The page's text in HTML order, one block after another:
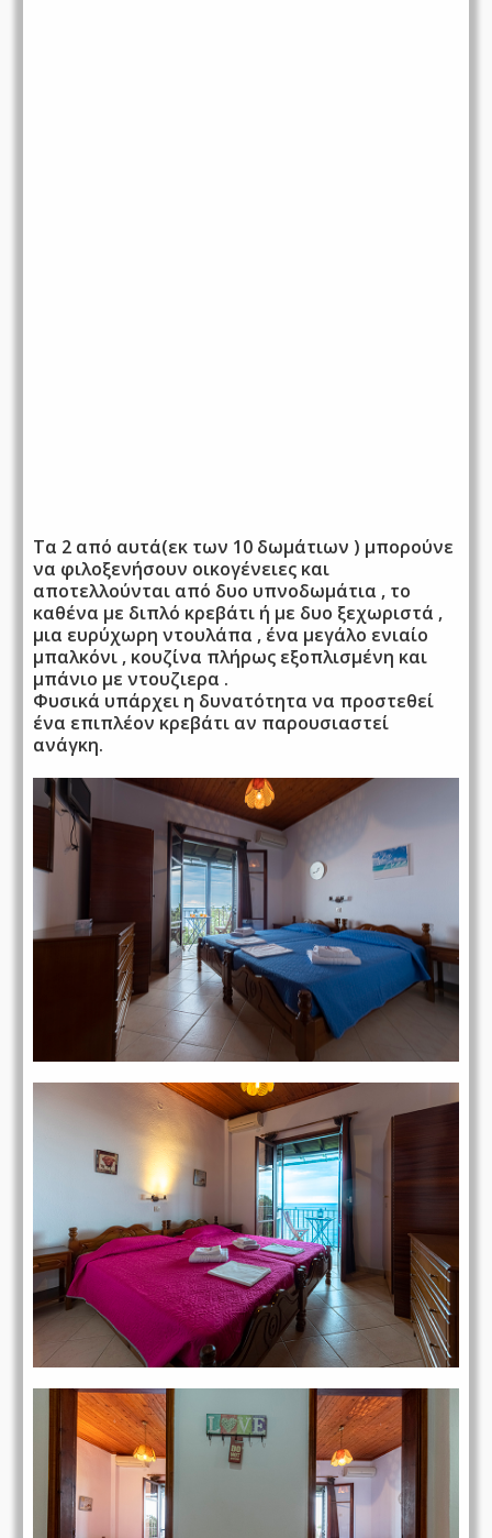
Τα 2 από αυτά(εκ των 10 δωμάτιων ) μπορούνε
να φιλοξενήσουν οικογένειες και
αποτελλούνται από δυο υπνοδωμάτια , το
καθένα με διπλό κρεβάτι ή με δυο ξεχωριστά ,
μια ευρύχωρη ντουλάπα , ένα μεγάλο ενιαίο
μπαλκόνι , κουζίνα πλήρως εξοπλισμένη και
μπάνιο με ντουζιερα .
Φυσικά υπάρχει η δυνατότητα να προστεθεί
ένα επιπλέον κρεβάτι αν παρουσιαστεί
ανάγκη.